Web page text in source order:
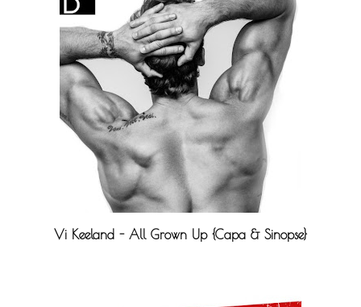
Vi Keeland - All Grown Up {Capa & Sinopse}